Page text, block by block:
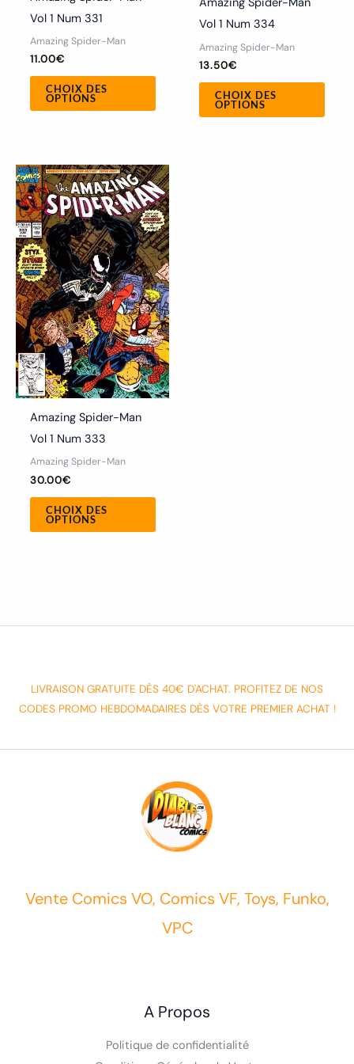
Vol 1 Num 331
Amazing Spider-Man
11.00€
CHOIX DES
OPTIONS
Amazing Spider-Man
Vol 1 Num 334
Amazing Spider-Man
13.50€
CHOIX DES
OPTIONS
Amazing Spider-Man
Vol 1 Num 333
Amazing Spider-Man
30.00€
CHOIX DES
OPTIONS
Ce
produit
a
plusieurs
variations.
Les
options
peuvent
être
choisies
sur
LIVRAISON GRATUITE DÈS 40€ D'ACHAT. PROFITEZ DE NOS
CODES PROMO HEBDOMADAIRES DÈS VOTRE PREMIER ACHAT !
Vente Comics VO, Comics VF, Toys, Funko,
VPC
A Propos
Politique de confidentialité